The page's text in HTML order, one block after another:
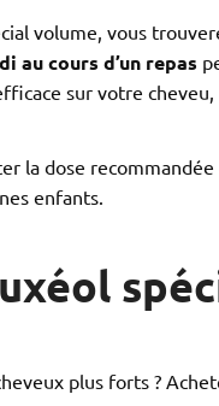
volume, vous
au cours d’un repas
sur votre
la dose
enfants.
plus forts ?